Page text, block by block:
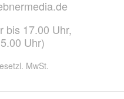
bis 17.00 Uhr,
Uhr)
MwSt.